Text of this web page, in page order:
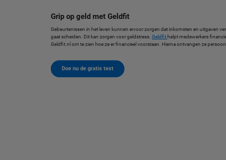
Grip op geld met Geldfit
Gebeurtenissen in het leven kunnen ervoor zorgen dat inkomsten en uitgaven
gaat scheiden. Dit kan zorgen voor geldstress. Geldfit helpt medewerkers
Geldfit.nl om te zien hoe ze er financieel voorstaan. Hierna ontvangen ze
Doe nu de gratis test